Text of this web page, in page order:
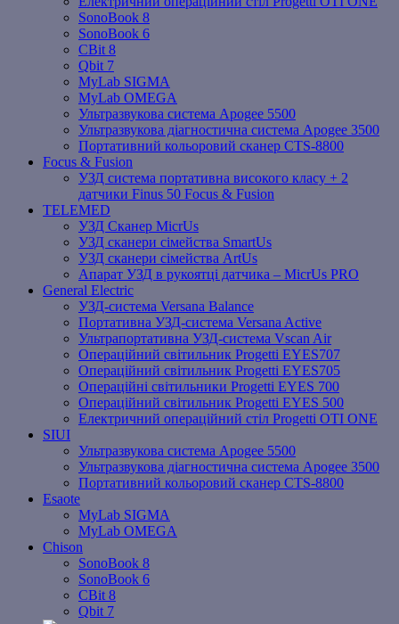
SonoBook 8
SonoBook 6
СBit 8
Qbit 7
MyLab SIGMA
MyLab OMEGA
Ультразвукова система Apogee 5500
Ультразвукова діагностична система Apogee 3500
Портативний кольоровий сканер CTS-8800
Focus & Fusion
УЗД система портативна високого класу + 2
датчики Finus 50 Focus & Fusion
TELEMED
УЗД Сканер MicrUs
УЗД сканери сімейства SmartUs
УЗД сканери сімейства ArtUs
Апарат УЗД в рукоятці датчика – MicrUs PRO
General Electric
УЗД-система Versana Balance
Портативна УЗД-система Versana Active
Ультрапортативна УЗД-система Vscan Air
Операційний світильник Progetti EYES707
Операційний світильник Progetti EYES705
Операційні світильники Progetti EYES 700
Операційний світильник Progetti EYES 500
Електричний операційний стіл Progetti OTI ONE
SIUI
Ультразвукова система Apogee 5500
Ультразвукова діагностична система Apogee 3500
Портативний кольоровий сканер CTS-8800
Esaote
MyLab SIGMA
MyLab OMEGA
Chison
SonoBook 8
SonoBook 6
СBit 8
Qbit 7